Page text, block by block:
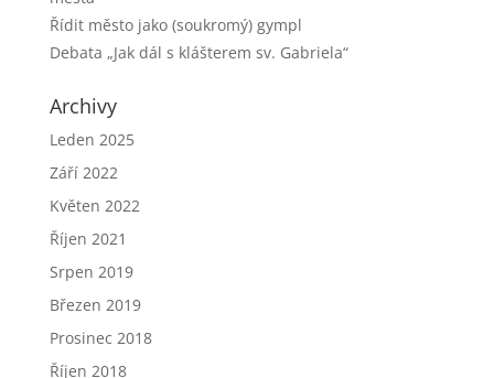
Řídit město jako (soukromý) gympl
Debata „Jak dál s klášterem sv. Gabriela“
Archivy
Leden 2025
Září 2022
Květen 2022
Říjen 2021
Srpen 2019
Březen 2019
Prosinec 2018
Říjen 2018